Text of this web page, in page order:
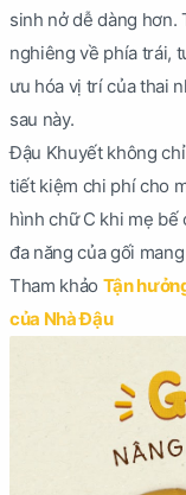
sinh nở dễ dàng hơn.
nghiêng về phía trái,
ưu hóa vị trí của thai
sau này.
Đậu Khuyết không
tiết kiệm chi phí cho
hình chữ C khi mẹ bế
đa năng của gối
Tham khảo Tận
của Nhà Đậu